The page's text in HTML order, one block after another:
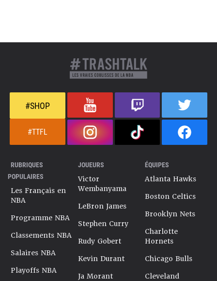
#SHOP
#TTFL
RUBRIQUES
POPULAIRES
Les Français en
NBA
Programme NBA
Classements NBA
Salaires NBA
Playoffs NBA
JOUEURS
Victor
Wembanyama
LeBron James
Stephen Curry
Rudy Gobert
Kevin Durant
Ja Morant
ÉQUIPES
Atlanta Hawks
Boston Celtics
Brooklyn Nets
Charlotte
Hornets
Chicago Bulls
Cleveland